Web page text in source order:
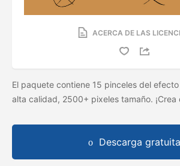
ACERCA DE LAS
El paquete contiene 15 pinceles del
alta calidad, 2500+ pixeles tamaño. ¡Crea
Descarga gratuita